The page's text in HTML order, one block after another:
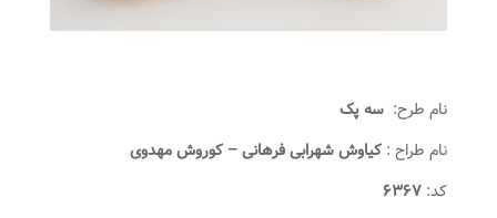
نام طرح: سه پک
نام طراح : کیاوش شهرابی فرهانی – کوروش مهدوی
کد: ۶۳۶۷